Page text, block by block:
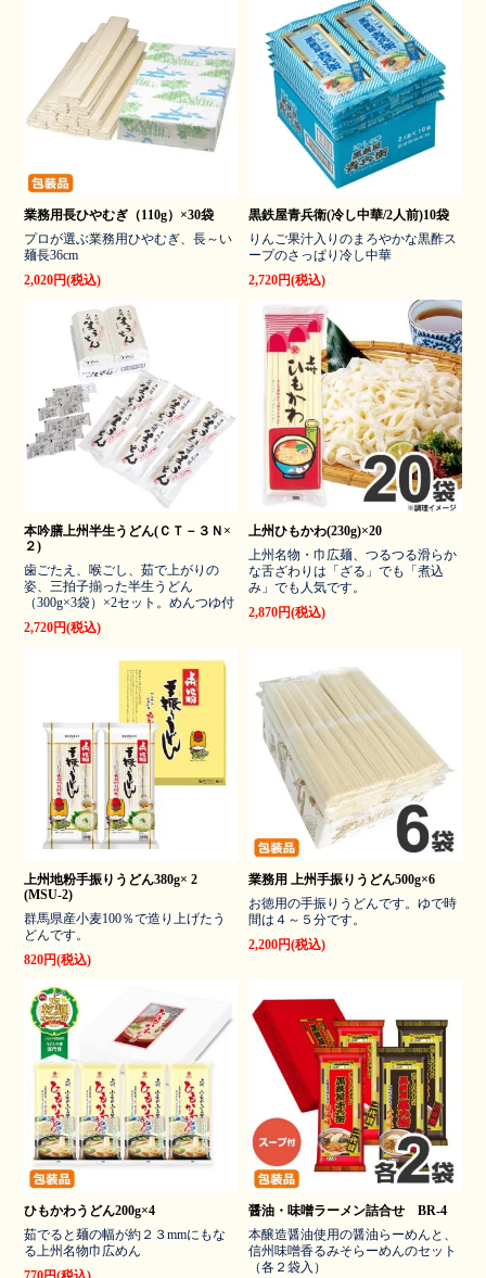
業務用長ひやむぎ（110g）×30袋
プロが選ぶ業務用ひやむぎ、長～い
麺長36cm
2,020円(税込)
黒鉄屋青兵衛(冷し中華/2人前)10袋
りんご果汁入りのまろやかな黒酢ス
ープのさっぱり冷し中華
2,720円(税込)
本吟膳上州半生うどん(ＣＴ－３Ｎ×
２)
歯ごたえ、喉ごし、茹で上がりの
姿、三拍子揃った半生うどん
（300g×3袋）×2セット。めんつゆ付
2,720円(税込)
上州ひもかわ(230g)×20
上州名物・巾広麺、つるつる滑らか
な舌ざわりは「ざる」でも「煮込
み」でも人気です。
2,870円(税込)
上州地粉手振りうどん380g× 2
(MSU-2)
群馬県産小麦100％で造り上げたう
どんです。
820円(税込)
業務用 上州手振りうどん500g×6
お徳用の手振りうどんです。ゆで時
間は４～５分です。
2,200円(税込)
ひもかわうどん200g×4
茹でると麺の幅が約２３mmにもな
る上州名物巾広めん
醤油・味噌ラーメン詰合せ BR-4
本醸造醤油使用の醤油らーめんと、
信州味噌香るみそらーめんのセット
（各２袋入）